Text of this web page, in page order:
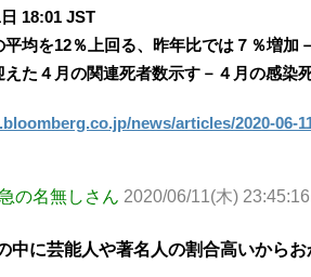
18:01 JST
平均を12％上回る、昨年比では７％増加
た４月の関連死者数示す－４月の感染
news/articles/2020-06-
の名無しさん 2020/06/11(木)
中に芸能人や著名人の割合高いから